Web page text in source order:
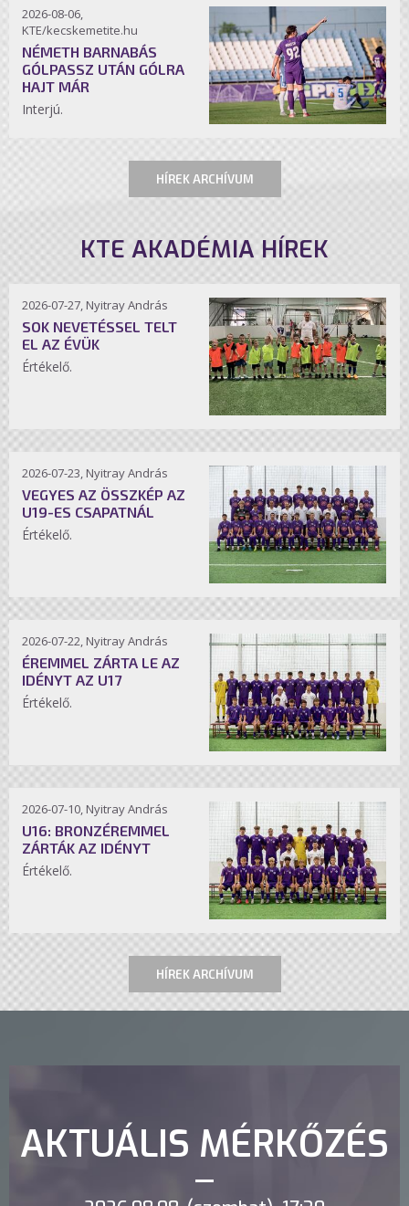
2026-08-06,
KTE/kecskemetite.hu
NÉMETH BARNABÁS
GÓLPASSZ UTÁN GÓLRA
HAJT MÁR
Interjú.
HÍREK ARCHÍVUM
KTE AKADÉMIA HÍREK
2026-07-27, Nyitray András
SOK NEVETÉSSEL TELT
EL AZ ÉVÜK
Értékelő.
2026-07-23, Nyitray András
VEGYES AZ ÖSSZKÉP AZ
U19-ES CSAPATNÁL
Értékelő.
2026-07-22, Nyitray András
ÉREMMEL ZÁRTA LE AZ
IDÉNYT AZ U17
Értékelő.
2026-07-10, Nyitray András
U16: BRONZÉREMMEL
ZÁRTÁK AZ IDÉNYT
Értékelő.
HÍREK ARCHÍVUM
AKTUÁLIS MÉRKŐZÉS